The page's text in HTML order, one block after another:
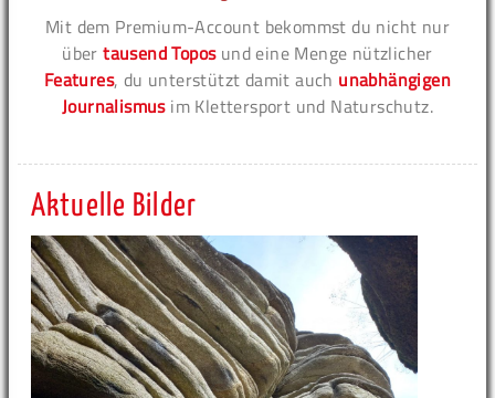
Mit dem Premium-Account bekommst du nicht nur
übertausend Toposund eine Menge nützlicher
Features, du unterstützt damit auch unabhängigen
Journalismusim Klettersport und Naturschutz.
Aktuelle Bilder